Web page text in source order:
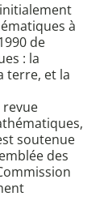
à
de
: la
terre, et la
soutenue
des